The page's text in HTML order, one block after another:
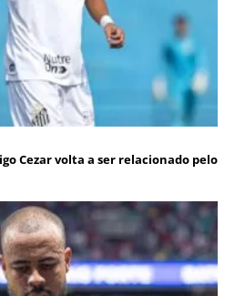
Cezar volta a ser relacionado pelo